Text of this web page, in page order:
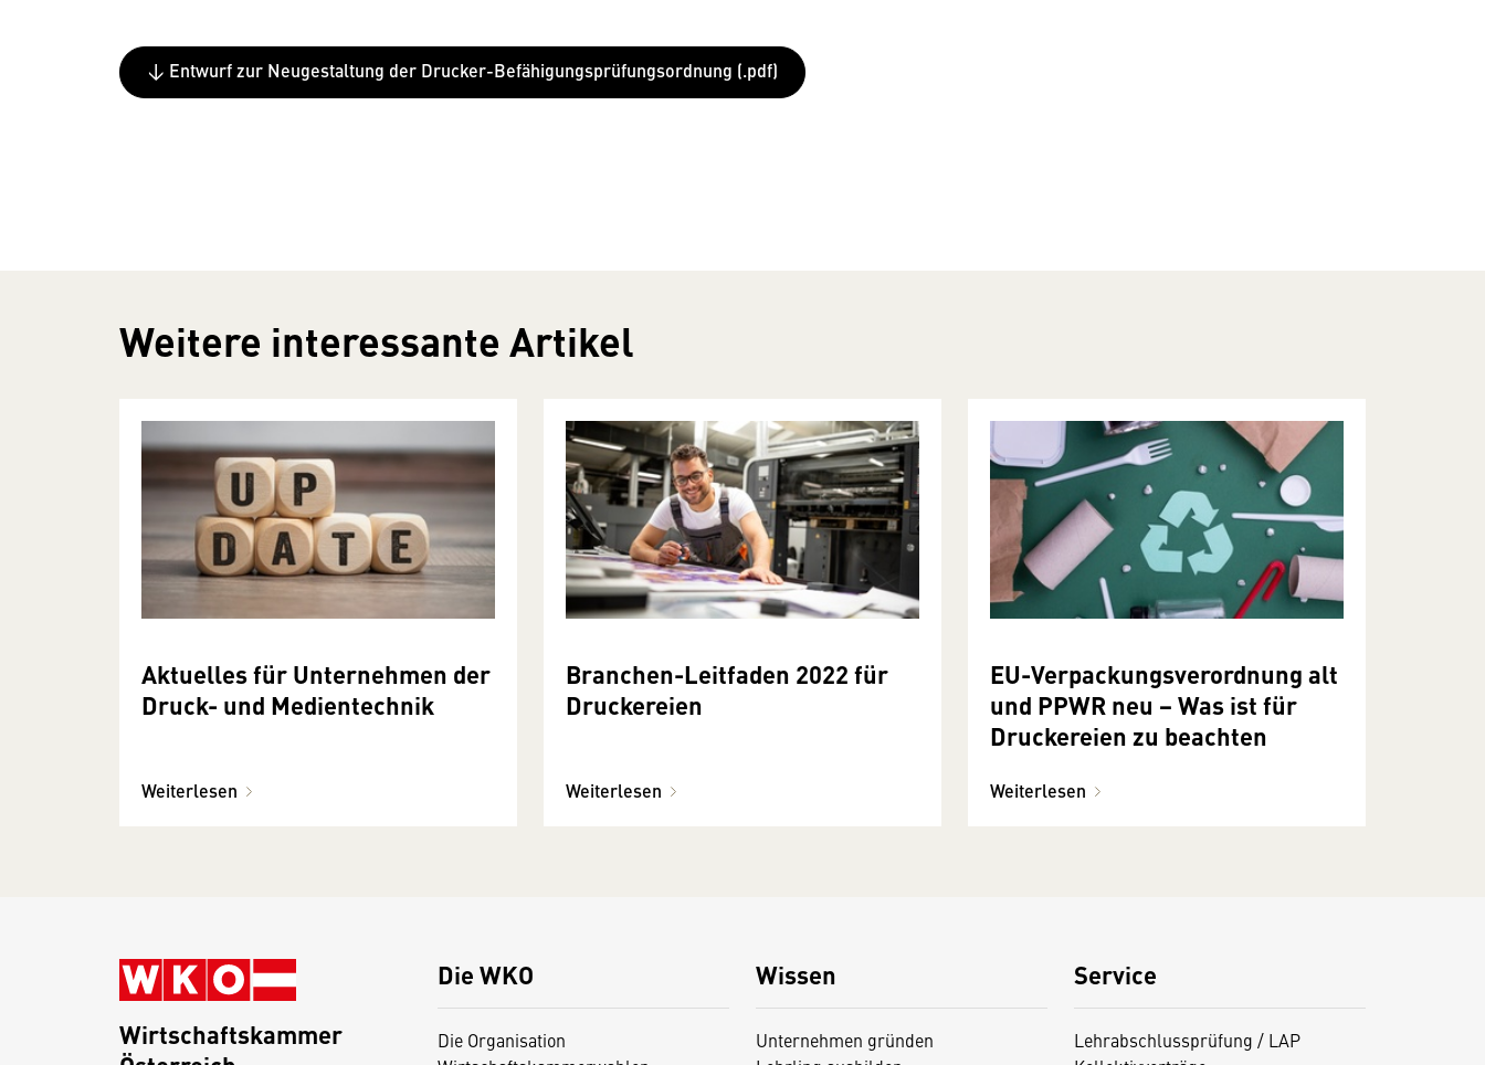
↓ Entwurf zur Neugestaltung der Drucker-Befähigungsprüfungsordnung (.pdf)
Weitere interessante Artikel
Aktuelles für Unternehmen der
Druck- und Medientechnik
Weiterlesen
Branchen-Leitfaden 2022 für
Druckereien
Weiterlesen
EU-Verpackungsverordnung alt
und PPWR neu − Was ist für
Druckereien zu beachten
Weiterlesen
Die WKO
Die Organisation
Wissen
Unternehmen gründen
Service
Lehrabschlussprüfung / LAP
Wirtschaftskammer